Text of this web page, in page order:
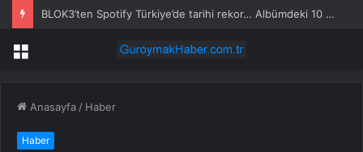
BLOK3’ten Spotify Türkiye’de tarihi rekor… Albümdeki 10 şarkının tamamı Top 50’ye girdi
Menü
Anasayfa / Haber
Haber